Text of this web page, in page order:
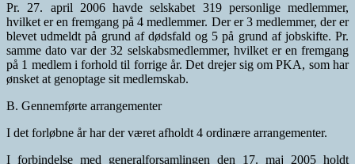
Pr. 27. april 2006 havde selskabet 319 personlige medlemmer,
hvilket er en fremgang på 4 medlemmer. Der er 3 medlemmer, der er
blevet udmeldt på grund af dødsfald og 5 på grund af jobskifte. Pr.
samme dato var der 32 selskabsmedlemmer, hvilket er en fremgang
på 1 medlem i forhold til forrige år. Det drejer sig om PKA, som har
ønsket at genoptage sit medlemskab.
B. Gennemførte arrangementer
I det forløbne år har der været afholdt 4 ordinære arrangementer.
I forbindelse med generalforsamlingen den 17. maj 2005 holdt